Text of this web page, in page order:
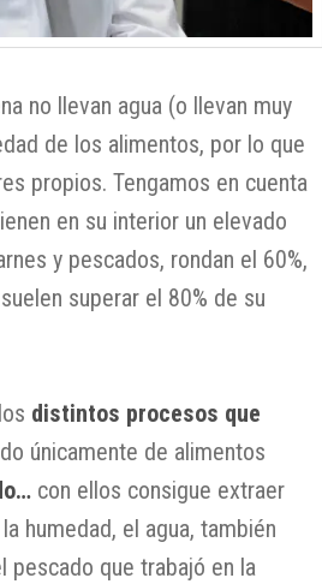
no llevan agua (o llevan muy
de los alimentos, por lo que
propios. Tengamos en cuenta
en su interior un elevado
y pescados, rondan el 60%,
superar el 80% de su
distintos procesos que
únicamente de alimentos
con ellos consigue extraer
humedad, el agua, también
pescado que trabajó en la